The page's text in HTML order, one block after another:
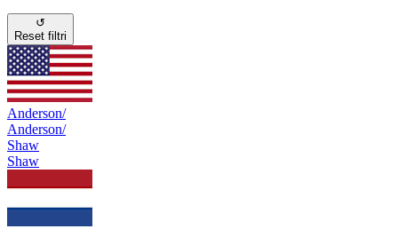
↺
Reset filtri
Anderson/
Anderson/
Shaw
Shaw